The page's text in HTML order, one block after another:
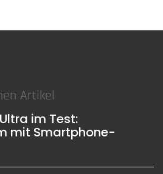
Artikel
im Test:
mit Smartphone-